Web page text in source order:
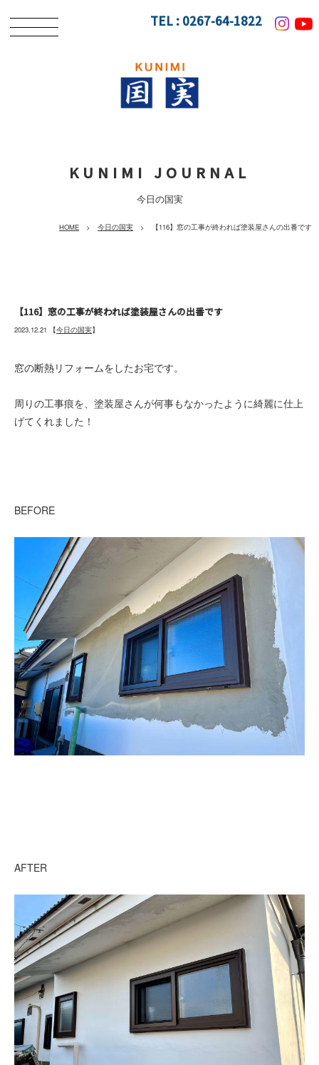
TEL : 0267-64-1822
KUNIMI JOURNAL
今日の国実
HOME > 今日の国実 > 【116】窓の工事が終われば塗装屋さんの出番です
【116】窓の工事が終われば塗装屋さんの出番です
2023.12.21 【今日の国実】
窓の断熱リフォームをしたお宅です。
周りの工事痕を、塗装屋さんが何事もなかったように綺麗に仕上
げてくれました！
BEFORE
AFTER